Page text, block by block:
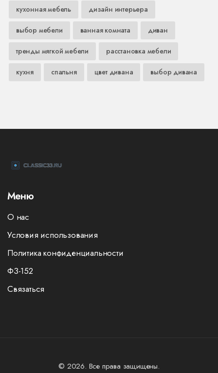
кухонная мебель дизайн интерьера
выбор мебели ванная комната диван
тренды мягкой мебели расстановка мебели
кухня спальня цвет дивана выбор дивана
Меню
О нас
Условия использования
Политика конфиденциальности
ФЗ-152
Связаться
© 2026. Все права защищены.